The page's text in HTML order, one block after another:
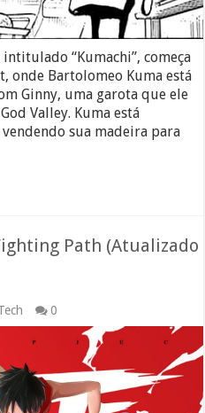
“Kumachi”, começa
onde Bartolomeo Kuma está
Ginny, uma garota que ele
Valley. Kuma está
sua madeira para
Path (Atualizado
0